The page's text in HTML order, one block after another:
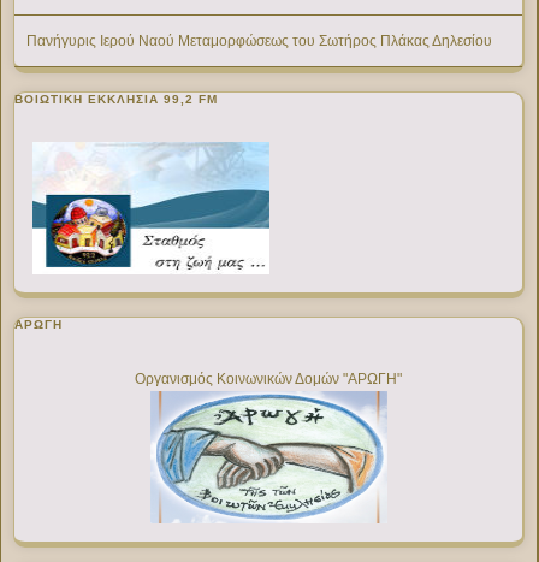
Πανήγυρις Ιερού Ναού Μεταμορφώσεως του Σωτήρος Πλάκας Δηλεσίου
ΒΟΙΩΤΙΚΉ ΕΚΚΛΗΣΊΑ 99,2 FM
ΑΡΩΓΗ
Οργανισμός Κοινωνικών Δομών "ΑΡΩΓΗ"